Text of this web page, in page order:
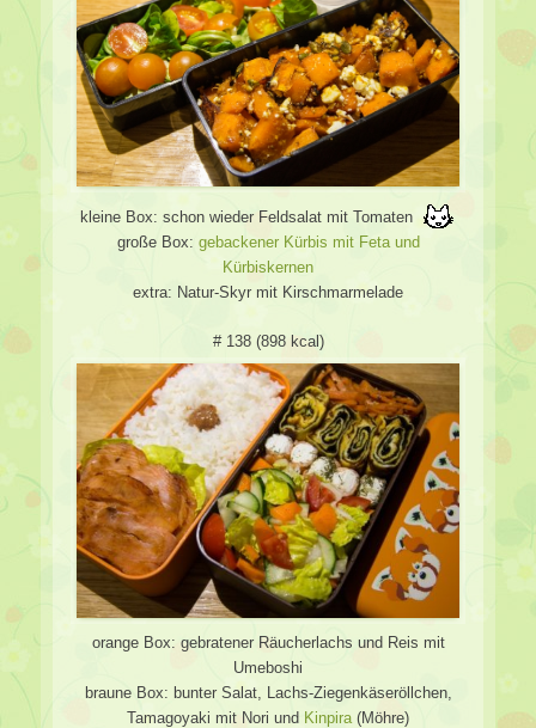
kleine Box: schon wieder Feldsalat mit Tomaten
große Box: gebackener Kürbis mit Feta und
Kürbiskernen
extra: Natur-Skyr mit Kirschmarmelade
# 138 (898 kcal)
orange Box: gebratener Räucherlachs und Reis mit
Umeboshi
braune Box: bunter Salat, Lachs-Ziegenkäseröllchen,
Tamagoyaki mit Nori und Kinpira (Möhre)